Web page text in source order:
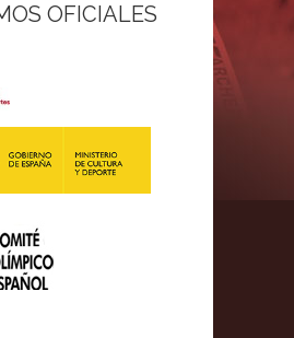
OFICIALES